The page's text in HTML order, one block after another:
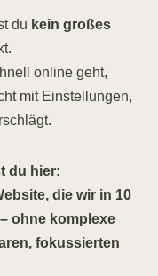
du kein großes
online geht,
mit Einstellungen,
du hier:
die wir in 10
ohne komplexe
fokussierten